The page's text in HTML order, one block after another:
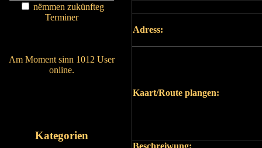
nëmmen zukünfteg
Terminer
Am Moment sinn 1012 User
online.
Kategorien
Adress:
Kaart/Route plangen:
Beschreiwung: